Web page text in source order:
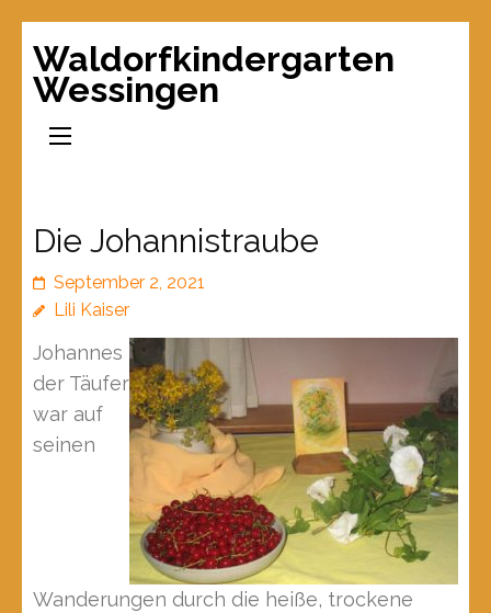
Waldorfkindergarten
Wessingen
Die Johannistraube
September 2, 2021
Lili Kaiser
Johannes
der Täufer
war auf
seinen
Wanderungen durch die heiße, trockene